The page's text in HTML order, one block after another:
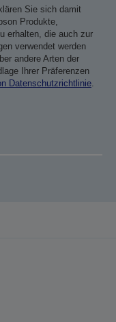
Sie sich damit
Produkte,
erhalten, die auch zur
verwendet werden
andere Arten der
Ihrer Präferenzen
Datenschutzrichtlinie.